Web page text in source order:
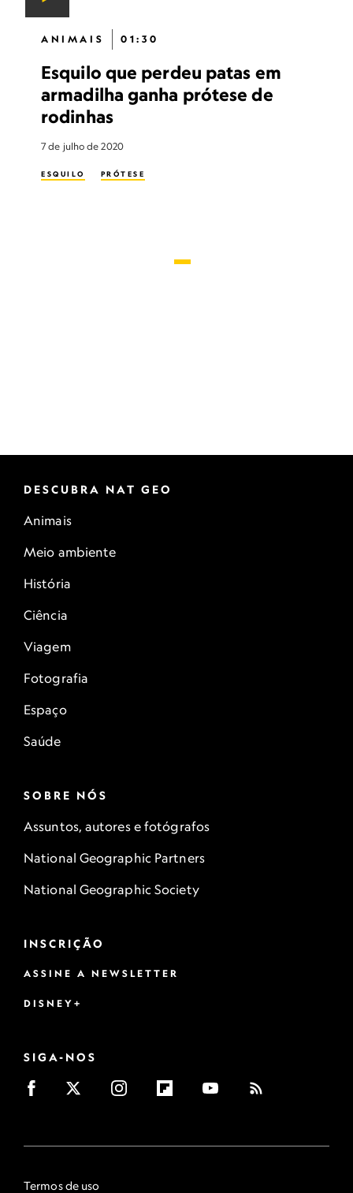
ANIMAIS 01:30
Esquilo que perdeu patas em
armadilha ganha prótese de
rodinhas
7 de julho de 2020
ESQUILO PRÓTESE
DESCUBRA NAT GEO
Animais
Meio ambiente
História
Ciência
Viagem
Fotografia
Espaço
Saúde
SOBRE NÓS
Assuntos, autores e fotógrafos
National Geographic Partners
National Geographic Society
INSCRIÇÃO
ASSINE A NEWSLETTER
DISNEY+
SIGA-NOS
Termos de uso